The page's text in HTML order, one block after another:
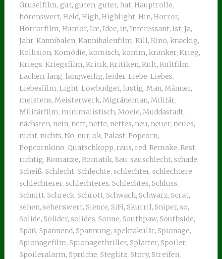
Gruselfilm, gut, guten, guter, hat, Hauptrolle,
hörenswert, Held, High, Highlight, Hin, Horror,
Horrorfilm, Humor, Ice, Idee, in, Interessant, ist, Ja,
Jahr, Kannibalen, Kannibalenfilm, Kill, Kino, knackig,
Kollision, Komödie, komisch, komm, kranker, Krieg,
Kriegs, Kriegsfilm, Kritik, Kritiken, Kult, Kultfilm,
Lachen, lang, langweilig, leider, Liebe, Liebes,
Liebesfilm, Light, Lowbudget, lustig, Man, Männer,
meistens, Meisterwerk, Migräneman, Militär,
Militärfilm, minimalistisch, Movie, Muddastadt,
nächsten, nein, nett, nette, nettes, neu, neuer, neues,
nicht, nichts, No, nur, ok, Palast, Popcorn,
Popcornkino, Quatschkopp, raus, red, Remake, Rest,
richtig, Romanze, Romatik, Sau, sauschlecht, schade,
Scheiß, Schlecht, Schlechte, schlechter, schlechtere,
schlechterer, schlechteres, Schlechtes, Schluss,
Schnitt, Schreck, Schrott, Schwach, Schwarz, Scrat,
sehen, sehenswert, Sience, SiFi, Skurril, Sniper, so,
Solide, Solider, solides, Sonne, Southpaw, Southside,
Spaß, Spannend, Spannung, spektakulär, Spionage,
Spionagefilm, Spionagethriller, Splatter, Spoiler,
Spoileralarm, Sprüche, Steglitz, Story, Streifen,